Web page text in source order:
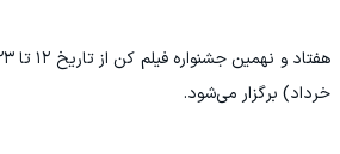
خرداد) برگزار می‌شود.